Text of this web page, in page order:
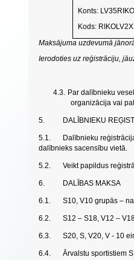
Konts:
Kods: RIKOLV2X
Maksājuma uzdevumā
Ierodoties uz reģistrāciju,
4.3. Par dalībnieku
organizācija vai
5. DALĪBNIEKU
5.1.
Dalībnieku
dalībnieks sacensību vietā.
5.2. Veikt papildus
6. DALĪBAS MAKSA
6.1. S10, V10 grupās –
6.2. S12 – S18, V12 –
6.3. S20, S, V20, V - 10
6.4.
Ārvalstu sportistiem